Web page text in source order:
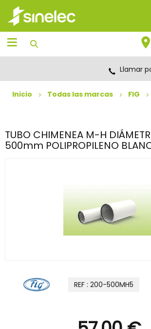
Saltar
contenido
Saltar
menú
de
navegación
Llamar
Inicio Todas las marcas FIG
TUBO CHIMENEA M-H
500mm POLIPROPILENO
REF : 200-500MH5